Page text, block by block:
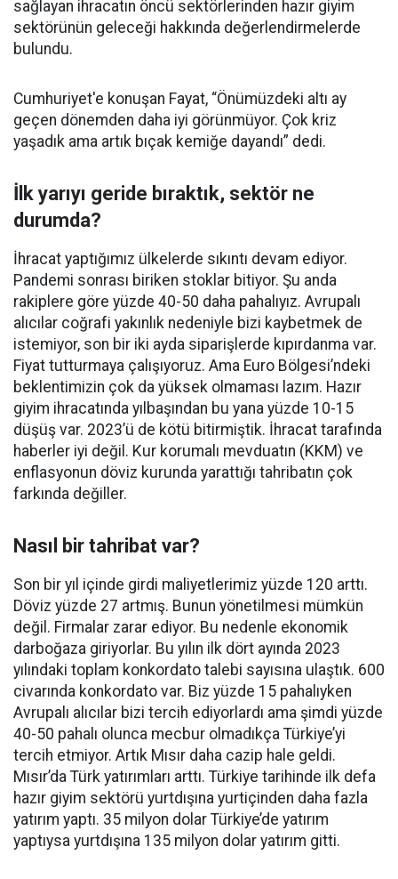
sağlayan ihracatın öncü sektörlerinden hazır giyim
sektörünün geleceği hakkında değerlendirmelerde
bulundu.
Cumhuriyet'e konuşan Fayat, “Önümüzdeki altı ay
geçen dönemden daha iyi görünmüyor. Çok kriz
yaşadık ama artık bıçak kemiğe dayandı” dedi.
İlk yarıyı geride bıraktık, sektör ne
durumda?
İhracat yaptığımız ülkelerde sıkıntı devam ediyor.
Pandemi sonrası biriken stoklar bitiyor. Şu anda
rakiplere göre yüzde 40-50 daha pahalıyız. Avrupalı
alıcılar coğrafi yakınlık nedeniyle bizi kaybetmek de
istemiyor, son bir iki ayda siparişlerde kıpırdanma var.
Fiyat tutturmaya çalışıyoruz. Ama Euro Bölgesi’ndeki
beklentimizin çok da yüksek olmaması lazım. Hazır
giyim ihracatında yılbaşından bu yana yüzde 10-15
düşüş var. 2023’ü de kötü bitirmiştik. İhracat tarafında
haberler iyi değil. Kur korumalı mevduatın (KKM) ve
enflasyonun döviz kurunda yarattığı tahribatın çok
farkında değiller.
Nasıl bir tahribat var?
Son bir yıl içinde girdi maliyetlerimiz yüzde 120 arttı.
Döviz yüzde 27 artmış. Bunun yönetilmesi mümkün
değil. Firmalar zarar ediyor. Bu nedenle ekonomik
darboğaza giriyorlar. Bu yılın ilk dört ayında 2023
yılındaki toplam konkordato talebi sayısına ulaştık. 600
civarında konkordato var. Biz yüzde 15 pahalıyken
Avrupalı alıcılar bizi tercih ediyorlardı ama şimdi yüzde
40-50 pahalı olunca mecbur olmadıkça Türkiye’yi
tercih etmiyor. Artık Mısır daha cazip hale geldi.
Mısır’da Türk yatırımları arttı. Türkiye tarihinde ilk defa
hazır giyim sektörü yurtdışına yurtiçinden daha fazla
yatırım yaptı. 35 milyon dolar Türkiye’de yatırım
yaptıysa yurtdışına 135 milyon dolar yatırım gitti.